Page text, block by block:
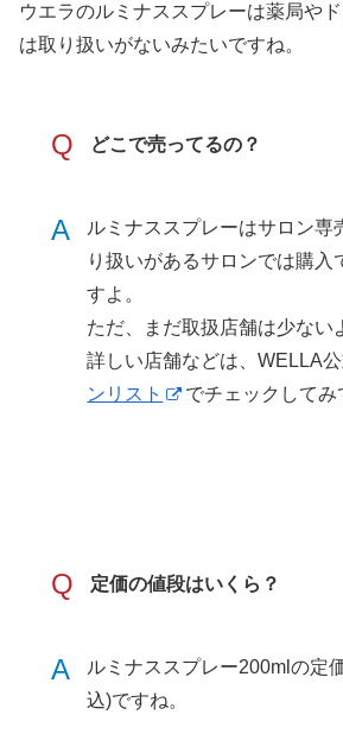
ウエラのルミナススプレーは薬局や
は取り扱いがないみたいですね。
Q どこで売ってるの？
A
ルミナススプレーはサロン専
り扱いがあるサロンでは購入
すよ。
ただ、まだ取扱店舗は少ない
詳しい店舗などは、WELLA
ンリスト
でチェックしてみ
Q 定価の値段はいくら？
A
ルミナススプレー200mlの定
込)ですね。